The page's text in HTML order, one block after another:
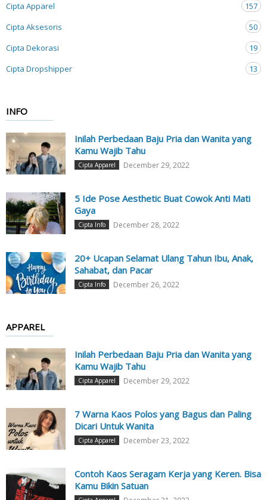
Cipta Apparel
157
Cipta Aksesoris
50
Cipta Dekorasi
19
Cipta Dropshipper
13
INFO
Inilah Perbedaan Baju Pria dan Wanita yang
Kamu Wajib Tahu
Cipta Apparel December 29, 2022
5 Ide Pose Aesthetic Buat Cowok Anti Mati
Gaya
Cipta Info December 28, 2022
20+ Ucapan Selamat Ulang Tahun Ibu, Anak,
Sahabat, dan Pacar
Cipta Info December 26, 2022
APPAREL
Inilah Perbedaan Baju Pria dan Wanita yang
Kamu Wajib Tahu
Cipta Apparel December 29, 2022
7 Warna Kaos Polos yang Bagus dan Paling
Dicari Untuk Wanita
Cipta Apparel December 23, 2022
Contoh Kaos Seragam Kerja yang Keren. Bisa
Kamu Bikin Satuan